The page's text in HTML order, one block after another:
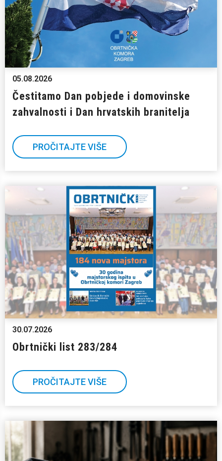
05.08.2026
Čestitamo Dan pobjede i domovinske
zahvalnosti i Dan hrvatskih branitelja
PROČITAJTE VIŠE
30.07.2026
Obrtnički list 283/284
PROČITAJTE VIŠE